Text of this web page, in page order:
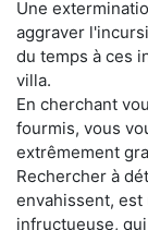
Une
aggraver
du temps à ces
villa.
En cherchant
fourmis, vous
extrêmement
Rechercher à
envahissent,
infructueuse,